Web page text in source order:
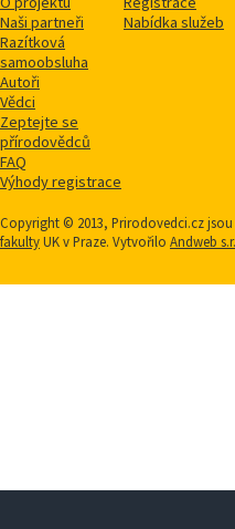
Naši partneři
Razítková
samoobsluha
Autoři
Vědci
Zeptejte se
přírodovědců
FAQ
Výhody registrace
Nabídka služeb
Copyright © 2013, Prirodovedci.cz
fakultyUK v Praze. Vytvořilo Andweb